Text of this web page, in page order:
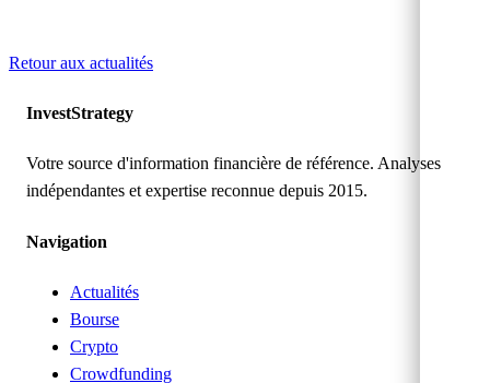
Retour aux actualités
InvestStrategy
Votre source d'information financière de référence. Analyses
indépendantes et expertise reconnue depuis 2015.
Navigation
Actualités
Bourse
Crypto
Crowdfunding